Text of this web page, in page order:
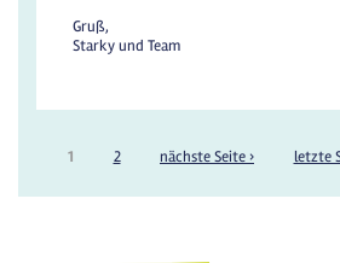
Gruß,
Starky und Team
1 2 nächste Seite › letzte